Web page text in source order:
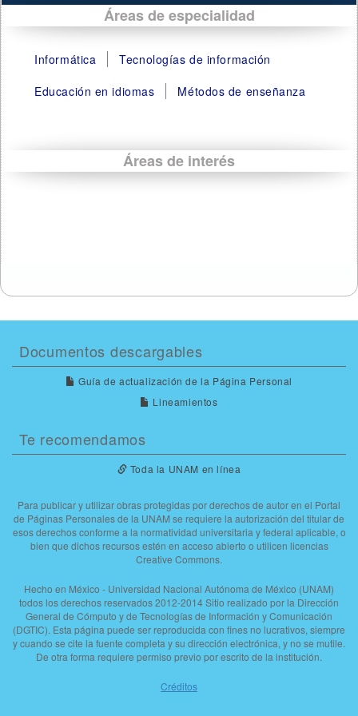
Áreas de especialidad
Informática
Tecnologías de información
Educación en idiomas
Métodos de enseñanza
Áreas de interés
Documentos descargables
Guía de actualización de la Página Personal
Lineamientos
Te recomendamos
Toda la UNAM en línea
Para publicar y utilizar obras protegidas por derechos de autor en el Portal
de Páginas Personales de la UNAM se requiere la autorización del titular de
esos derechos conforme a la normatividad universitaria y federal aplicable, o
bien que dichos recursos estén en acceso abierto o utilicen licencias
Creative Commons.
Hecho en México - Universidad Nacional Autónoma de México (UNAM)
todos los derechos reservados 2012-2014 Sitio realizado por la Dirección
General de Cómputo y de Tecnologías de Información y Comunicación
(DGTIC). Esta página puede ser reproducida con fines no lucrativos, siempre
y cuando se cite la fuente completa y su dirección electrónica, y no se mutile.
De otra forma requiere permiso previo por escrito de la institución.
Créditos